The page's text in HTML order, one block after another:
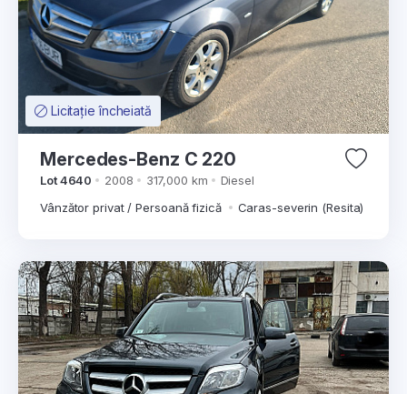
Licitație încheiată
Mercedes-Benz C 220
Lot 4640 2008 317,000 km
Diesel
Vânzător privat / Persoană fizică
Caras-severin (Resita)